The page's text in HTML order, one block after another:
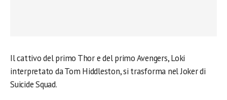
Il cattivo del primo Thor e del primo Avengers, Loki
interpretato da Tom Hiddleston, si trasforma nel Joker di
Suicide Squad.